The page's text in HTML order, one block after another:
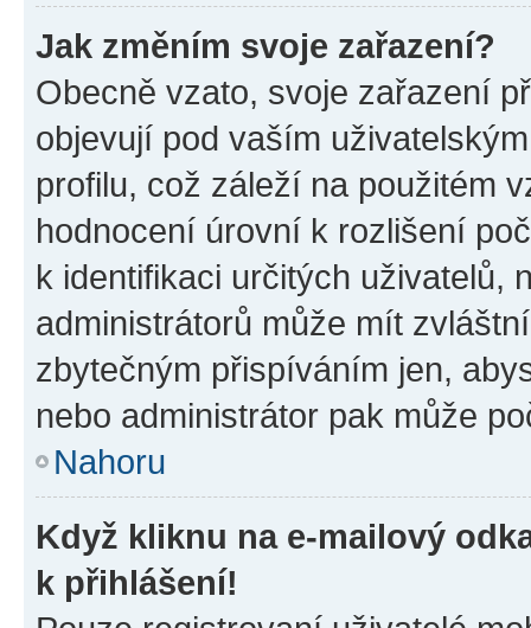
Jak změním svoje zařazení?
Obecně vzato, svoje zařazení
objevují pod vaším
profilu, což záleží na použitém
hodnocení úrovní k rozlišení
k identifikaci určitých uživatelů,
administrátorů může mít
zbytečným přispíváním jen,
nebo administrátor pak může
Nahoru
Když kliknu na e-mailový
k přihlášení!